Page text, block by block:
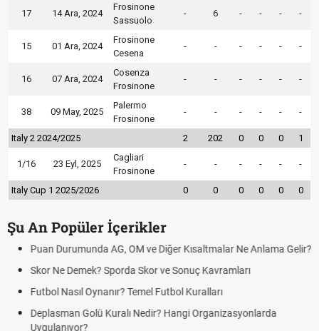
17 14 Ara, 2024
Frosinone
Sassuolo
- 6 - - - -
15 01 Ara, 2024
Frosinone
Cesena
- - - - - -
16 07 Ara, 2024
Cosenza
Frosinone
- - - - - -
38 09 May, 2025
Palermo
Frosinone
- - - - - -
Italy 2 2024/2025 2 202 0 0 0 1
1/16 23 Eyl, 2025
Cagliari
Frosinone
- - - - - -
Italy Cup 1 2025/2026 0 0 0 0 0 0
Şu An Popüler İçerikler
Puan Durumunda AG, OM ve Diğer Kısaltmalar Ne Anlama Gelir?
Skor Ne Demek? Sporda Skor ve Sonuç Kavramları
Futbol Nasıl Oynanır? Temel Futbol Kuralları
Deplasman Golü Kuralı Nedir? Hangi Organizasyonlarda
Uygulanıyor?